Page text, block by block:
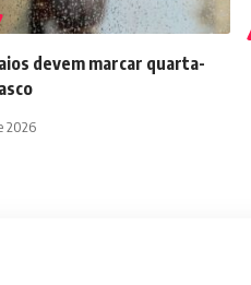
devem marcar quarta-
2026